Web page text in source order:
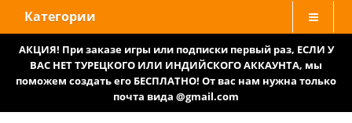
Категории
АКЦИЯ! При заказе игры или подписки первый раз, ЕСЛИ У
ВАС НЕТ ТУРЕЦКОГО ИЛИ ИНДИЙСКОГО АККАУНТА, мы
поможем создать его БЕСПЛАТНО! От вас нам нужна только
почта вида @gmail.com